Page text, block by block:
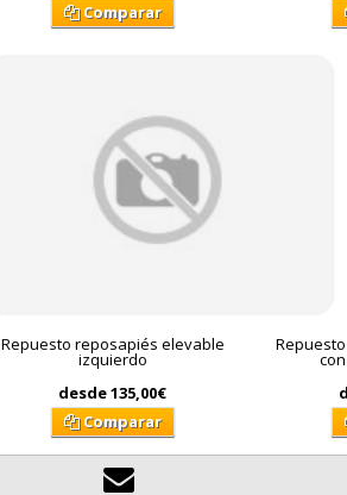
Comparar
Repuesto reposapiés elevable
izquierdo
desde135,00€
Comparar